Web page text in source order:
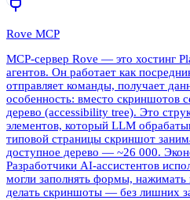
Rove MCP
MCP-сервер Rove — это хостинг
агентов. Он работает как
отправляет команды, получает
особенность: вместо скриншотов
дерево (accessibility tree). Это
элементов, который LLM
типовой страницы скриншот
доступное дерево — ~26 000.
Разработчики AI-ассистентов
могли заполнять формы, нажимать
делать скриншоты — без лишних